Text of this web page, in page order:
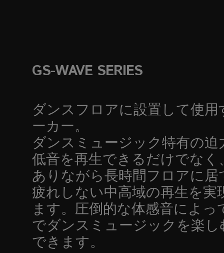
GS-WAVE SERIES
ダンスフロアに設置して使
ーカー。
ダンスミュージック特有の迫
低音を再生できるだけでなく
ありながら長時間フロアに居
疲れしない中高域の再生を実
ます。圧倒的な体感音によっ
でダンスミュージックを楽
できます。